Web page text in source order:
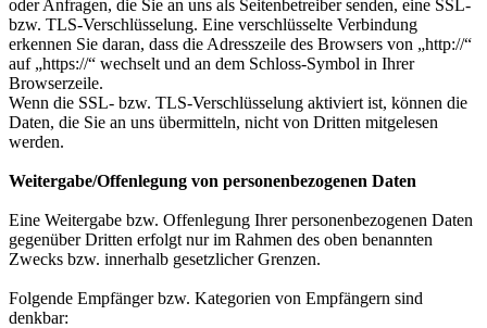
oder Anfragen, die Sie an uns als Seitenbetreiber senden, eine SSL-
bzw. TLS-Verschlüsselung. Eine verschlüsselte Verbindung
erkennen Sie daran, dass die Adresszeile des Browsers von „http://“
auf „https://“ wechselt und an dem Schloss-Symbol in Ihrer
Browserzeile.
Wenn die SSL- bzw. TLS-Verschlüsselung aktiviert ist, können die
Daten, die Sie an uns übermitteln, nicht von Dritten mitgelesen
werden.
Weitergabe/Offenlegung von personenbezogenen Daten
Eine Weitergabe bzw. Offenlegung Ihrer personenbezogenen Daten
gegenüber Dritten erfolgt nur im Rahmen des oben benannten
Zwecks bzw. innerhalb gesetzlicher Grenzen.
Folgende Empfänger bzw. Kategorien von Empfängern sind
denkbar: